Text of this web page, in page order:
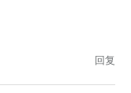
回复